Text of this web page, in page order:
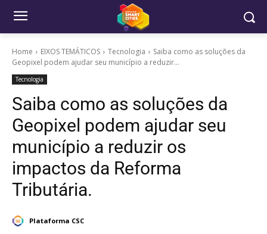
Home EIXOS TEMÁTICOS Tecnologia
Saiba como as soluções da
Geopixel podem ajudar seu município a reduzir...
Tecnologia
Saiba como as soluções da
Geopixel podem ajudar seu
município a reduzir os
impactos da Reforma
Tributária.
Plataforma CSC